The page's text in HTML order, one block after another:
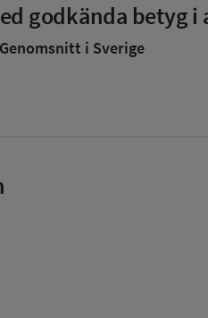
godkända betyg i
Genomsnitt i Sverige